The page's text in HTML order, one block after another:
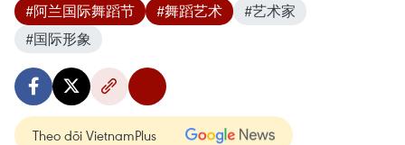
#阿兰国际舞蹈节 #舞蹈艺术
#艺术家
#国际形象
Theo dõi VietnamPlus